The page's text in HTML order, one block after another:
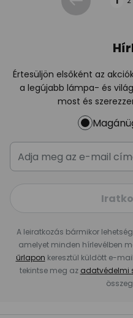
Előző
Értesüljön elsőként az
a legújabb lámpa- és
most és
A leiratkozás bármikor
amelyet minden hírlevélben
űrlapon keresztül küldött e-
tekintse meg az adatvédelmi